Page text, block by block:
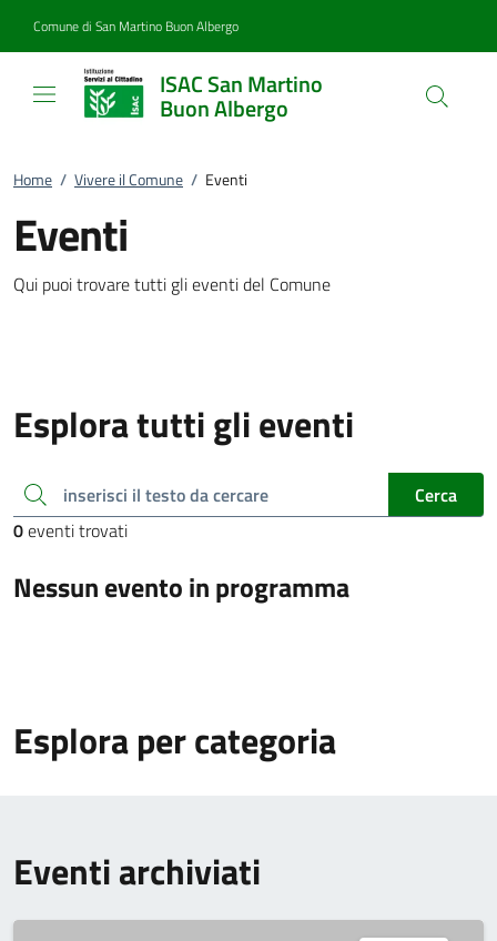
Comune di San Martino Buon Albergo
ISAC San Martino
Buon Albergo
Home / Vivere il Comune / Eventi
Eventi
Qui puoi trovare tutti gli eventi del Comune
Esplora tutti gli eventi
inserisci il testo da cercare
Cerca
0eventi trovati
Nessun evento in programma
Esplora per categoria
Eventi archiviati